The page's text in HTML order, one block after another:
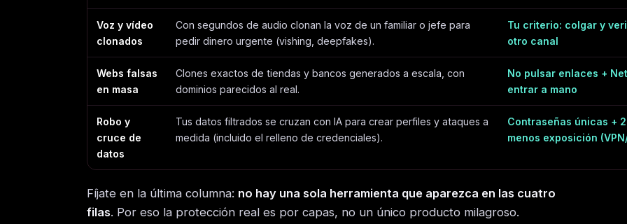
Voz y vídeo
clonados
Con segundos de audio clonan la voz de un familiar o jefe para
pedir dinero urgente (vishing, deepfakes).
Tu criterio: colgar y
otro canal
Webs falsas
en masa
Clones exactos de tiendas y bancos generados a escala, con
dominios parecidos al real.
No pulsar enlaces +
entrar a mano
Robo y
cruce de
datos
Tus datos filtrados se cruzan con IA para crear perfiles y ataques a
medida (incluido el relleno de credenciales).
Contraseñas únicas +
menos exposición
Fíjate en la última columna: no hay una sola herramienta que aparezca en las cuatro
filas. Por eso la protección real es por capas, no un único producto milagroso.